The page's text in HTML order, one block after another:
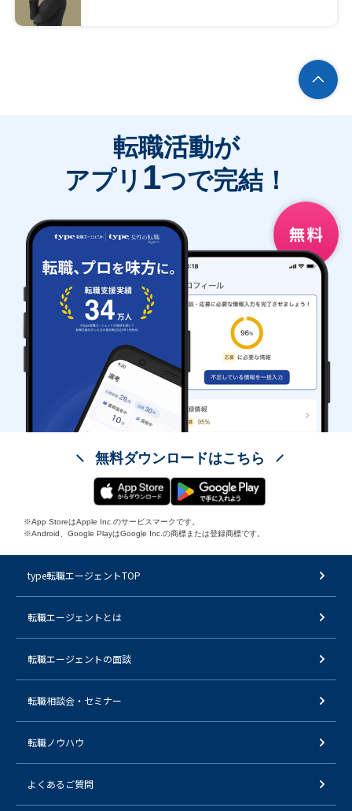
転職活動が
アプリ 1つで完結！
無料ダウンロードはこちら
※App StoreはApple Inc.のサービスマークです。
※Android、Google PlayはGoogle Inc.の商標または登録商標です。
type転職エージェントTOP
転職エージェントとは
転職エージェントの面談
転職相談会・セミナー
転職ノウハウ
よくあるご質問